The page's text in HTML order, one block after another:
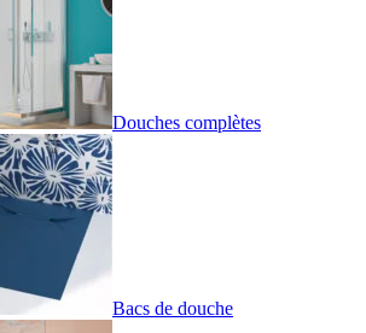
Douches complètes
Bacs de douche